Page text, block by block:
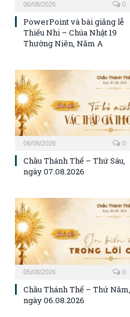
06/08/2026 0
PowerPoint và bài giảng lễ
Thiếu Nhi – Chúa Nhật 19
Thường Niên, Năm A
06/08/2026 0
Chầu Thánh Thể – Thứ Sáu,
ngày 07.08.2026
05/08/2026 0
Chầu Thánh Thể – Thứ Năm,
ngày 06.08.2026